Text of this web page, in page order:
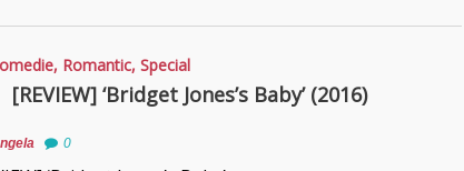
, Romantic, Special
[REVIEW] ‘Bridget Jones’s Baby’ (2016)
0